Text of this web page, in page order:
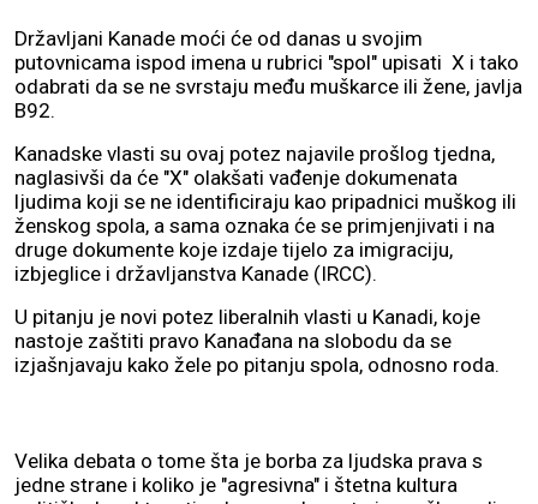
Državljani Kanade moći će od danas u svojim
putovnicama ispod imena u rubrici "spol" upisati X i tako
odabrati da se ne svrstaju među muškarce ili žene, javlja
B92.
Kanadske vlasti su ovaj potez najavile prošlog tjedna,
naglasivši da će "X" olakšati vađenje dokumenata
ljudima koji se ne identificiraju kao pripadnici muškog ili
ženskog spola, a sama oznaka će se primjenjivati i na
druge dokumente koje izdaje tijelo za imigraciju,
izbjeglice i državljanstva Kanade (IRCC).
U pitanju je novi potez liberalnih vlasti u Kanadi, koje
nastoje zaštiti pravo Kanađana na slobodu da se
izjašnjavaju kako žele po pitanju spola, odnosno roda.
Velika debata o tome šta je borba za ljudska prava s
jedne strane i koliko je "agresivna" i štetna kultura